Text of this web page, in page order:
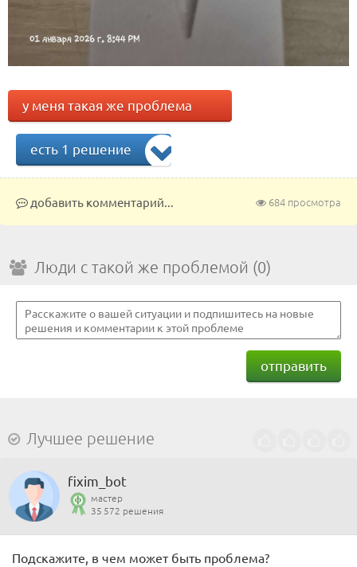
у меня такая же проблема
есть 1 решение
684 просмотра
добавить комментарий...
Люди с такой же проблемой (0)
отправить
Лучшее решение
fixim_bot
мастер
35 572 решения
Подскажите, в чем может быть проблема?